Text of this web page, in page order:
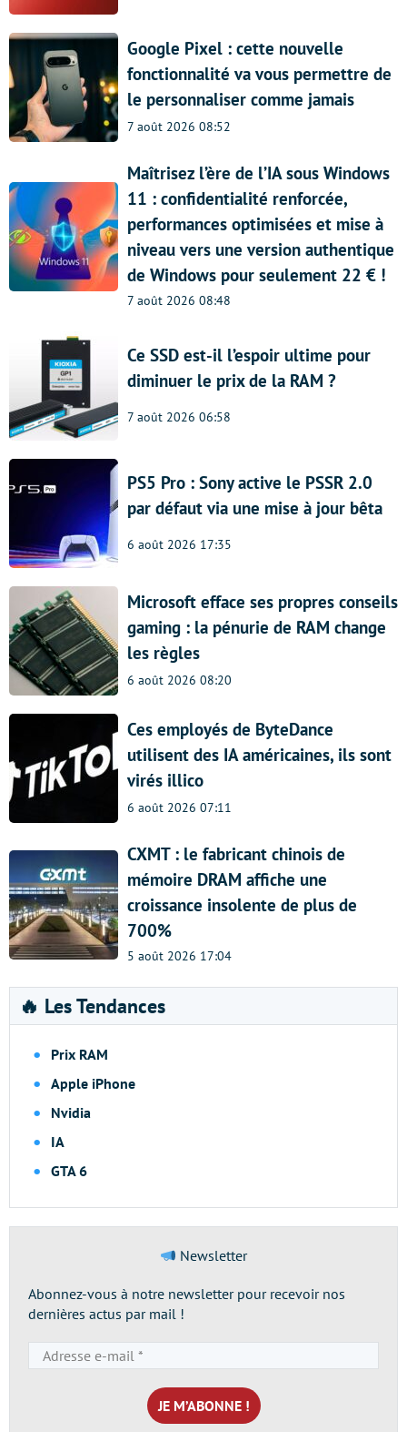
Google Pixel : cette nouvelle
fonctionnalité va vous permettre de
le personnaliser comme jamais
7 août 2026 08:52
Maîtrisez l’ère de l’IA sous Windows
11 : confidentialité renforcée,
performances optimisées et mise à
niveau vers une version authentique
de Windows pour seulement 22 € !
7 août 2026 08:48
Ce SSD est-il l’espoir ultime pour
diminuer le prix de la RAM ?
7 août 2026 06:58
PS5 Pro : Sony active le PSSR 2.0
par défaut via une mise à jour bêta
6 août 2026 17:35
Microsoft efface ses propres conseils
gaming : la pénurie de RAM change
les règles
6 août 2026 08:20
Ces employés de ByteDance
utilisent des IA américaines, ils sont
virés illico
6 août 2026 07:11
CXMT : le fabricant chinois de
mémoire DRAM affiche une
croissance insolente de plus de
700%
5 août 2026 17:04
🔥 Les Tendances
Prix RAM
Apple iPhone
Nvidia
IA
GTA 6
Newsletter
Abonnez-vous à notre newsletter pour recevoir nos
dernières actus par mail !
e-
mail
*